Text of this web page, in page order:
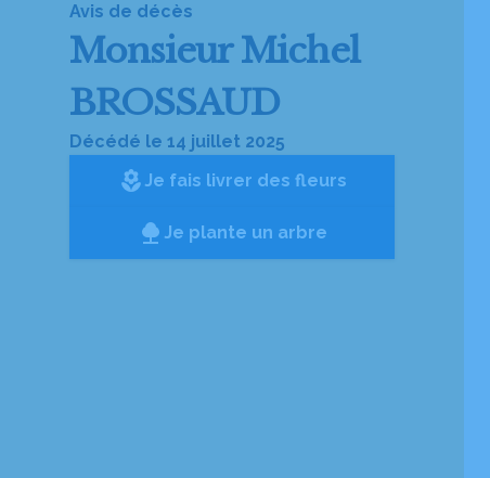
Avis de décès
MonsieurMichel
BROSSAUD
Décédé le 14 juillet 2025
local_florist Je fais livrer des fleurs
Je plante un arbre